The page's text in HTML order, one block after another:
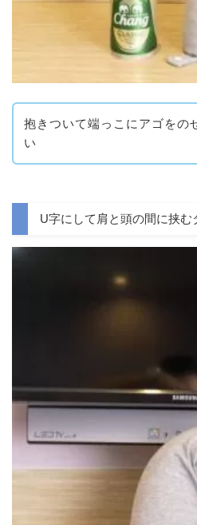
抱きついて端っこにアゴをの
い
U字にして肩と頭の間に挟む